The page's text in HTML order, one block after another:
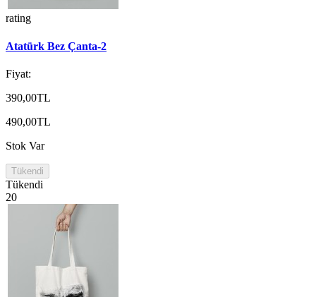
rating
Atatürk Bez Çanta-2
Fiyat:
390,00TL
490,00TL
Stok Var
Tükendi
Tükendi
20